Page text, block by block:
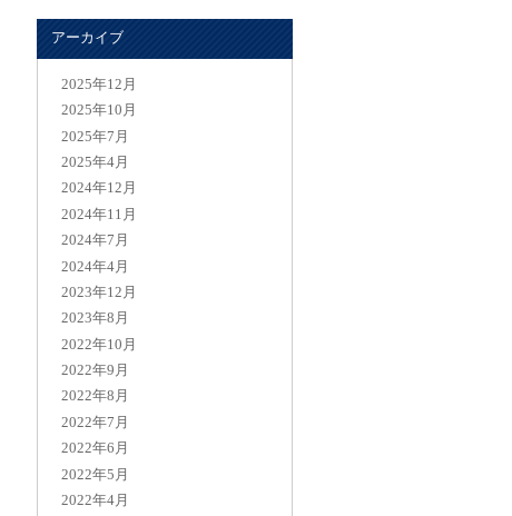
アーカイブ
2025年12月
2025年10月
2025年7月
2025年4月
2024年12月
2024年11月
2024年7月
2024年4月
2023年12月
2023年8月
2022年10月
2022年9月
2022年8月
2022年7月
2022年6月
2022年5月
2022年4月